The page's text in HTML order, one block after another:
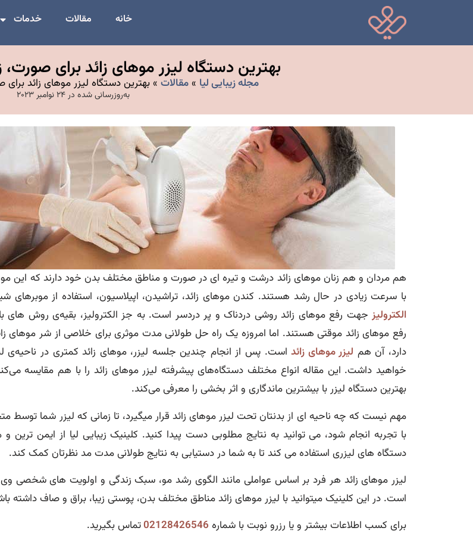
خانه مقالات خدمات
بهترین دستگاه لیزر موهای زائد برای
مجله زیبایی لیا »مقالات »بهترین دستگاه لیزر موهای زائد
به‌روزرسانی شده در 24 نوامبر 2023
هم مردان و هم زنان موهای زائد درشت و تیره ای در صورت و مناطق مختلف بدن خود دارند که این
با سرعت زیادی در حال رشد هستند. کندن موهای زائد، تراشیدن، اپیلاسیون، استفاده از موبرهای
الکترولیز جهت رفع موهای زائد روشی دردناک و پر دردسر است. به جز الکترولیز، بقیه‌ی روش های
رفع موهای زائد موقتی هستند. اما امروزه یک راه حل طولانی مدت موثری برای خلاصی از شر موهای
دارد، آن هم لیزر موهای زائداست. پس از انجام چندین جلسه لیزر، موهای زائد کمتری در ناحیه‌ی
خواهید داشت. این مقاله انواع مختلف دستگاه‌های پیشرفته لیزر موهای زائد را با هم مقایسه
بهترین دستگاه لیزر با بیشترین ماندگاری و اثر بخشی را معرفی می‌کند.
مهم نیست که چه ناحیه ای از بدنتان تحت لیزر موهای زائد قرار میگیرد، تا زمانی که لیزر شما توسط
با تجربه انجام شود، می توانید به نتایج مطلوبی دست پیدا کنید. کلینیک زیبایی لیا از ایمن ترین و
دستگاه های لیزری استفاده می کند تا به شما در دستیابی به نتایج طولانی مدت مد نظرتان کمک کند.
لیزر موهای زائد هر فرد بر اساس عواملی مانند الگوی رشد مو، سبک زندگی و اولویت های شخصی
است. در این کلینیک میتوانید با لیزر موهای زائد مناطق مختلف بدن، پوستی زیبا، براق و صاف داشته
برای کسب اطلاعات بیشتر و یا رزرو نوبت با شماره 02128426546تماس بگیرید.